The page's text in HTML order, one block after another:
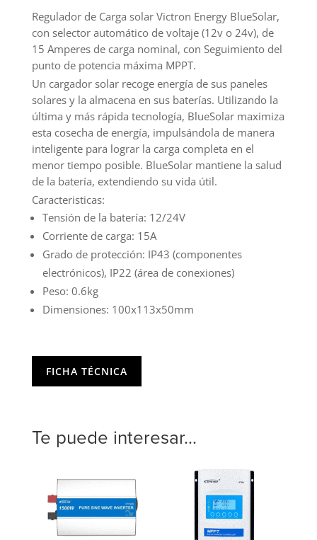
Carga
Victron
BlueSolar
100V
15A
12/24V
MPPT
cantidad
Regulador de Carga solar Victron Energy BlueSolar,
con selector automático de voltaje (12v o 24v), de
15 Amperes de carga nominal, con Seguimiento del
punto de potencia máxima MPPT.
Un cargador solar recoge energía de sus paneles
solares y la almacena en sus baterías. Utilizando la
última y más rápida tecnología, BlueSolar maximiza
esta cosecha de energía, impulsándola de manera
inteligente para lograr la carga completa en el
menor tiempo posible. BlueSolar mantiene la salud
de la batería, extendiendo su vida útil.
Caracteristicas:
Tensión de la batería: 12/24V
Corriente de carga: 15A
Grado de protección: IP43 (componentes
electrónicos), IP22 (área de conexiones)
Peso: 0.6kg
Dimensiones: 100x113x50mm
FICHA TÉCNICA
Te puede interesar...